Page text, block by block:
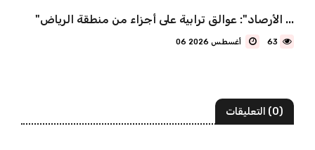
"الأرصاد": عوالق ترابية على أجزاء من منطقة الرياض ...
63
(0) التعليقات